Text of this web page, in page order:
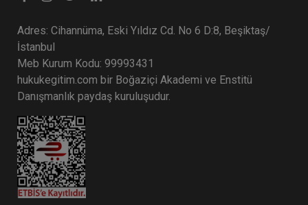
Adres: Cihannüma, Eski Yıldız Cd. No 6 D:8, Beşiktaş/
İstanbul
Meb Kurum Kodu: 99993431
hukukegitim.com bir Boğaziçi Akademi ve Enstitü
Danışmanlık paydaş kuruluşudur.